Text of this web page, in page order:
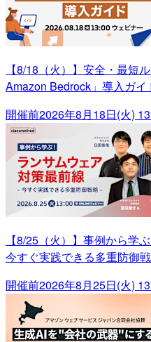
【8/18（火）】安全・最短
Amazon Bedrock」導入ガイ
開催前2026年8月18日(火)
【8/25（火）】事例から学
今すぐ実践できる多重防御
開催前2026年8月25日(火)